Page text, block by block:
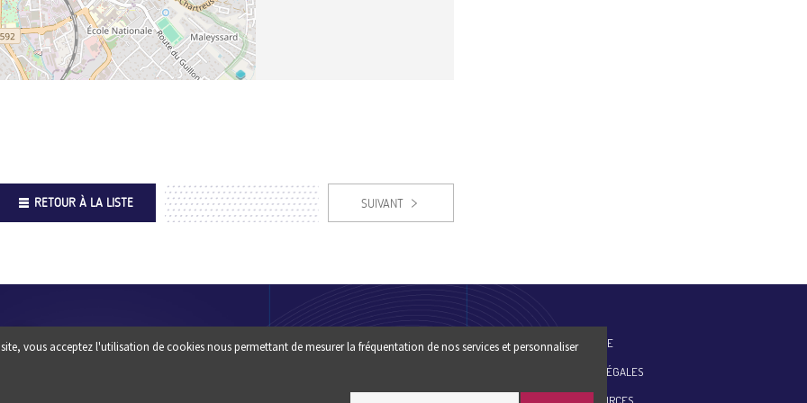
RETOUR À LA LISTE SUIVANT
Une question ? un conseil :
Footer
QUI SOMMES-NOUS
PLAN DU SITE
MENTIONS LÉGALES
vous acceptez l'utilisation de cookies nous permettant de mesurer la fréquentation de nos services et personnaliser